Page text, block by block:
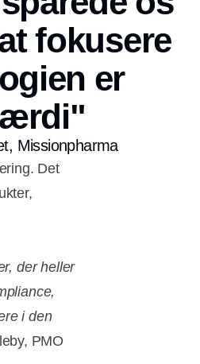
fokusere
er
Missionpharma
Det
der heller
i den
PMO